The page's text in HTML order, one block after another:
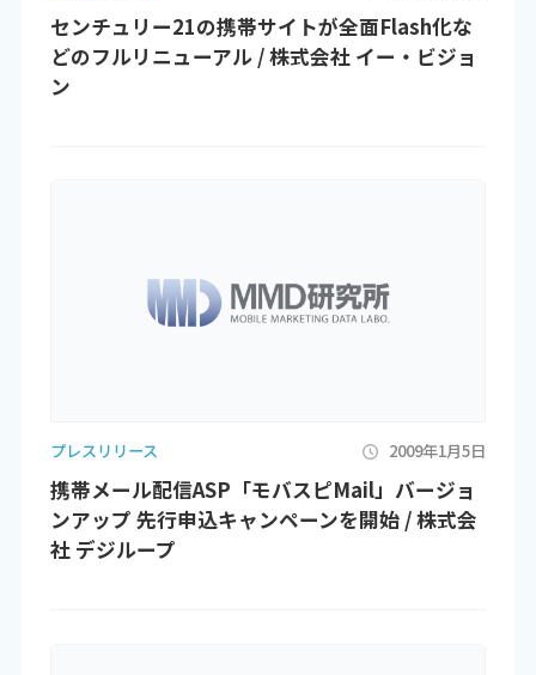
センチュリー21の携帯サイトが全面Flash化な
どのフルリニューアル / 株式会社 イー・ビジョ
ン
プレスリリース 2009年1月5日
携帯メール配信ASP「モバスピMail」バージョ
ンアップ 先行申込キャンペーンを開始 / 株式会
社 デジループ